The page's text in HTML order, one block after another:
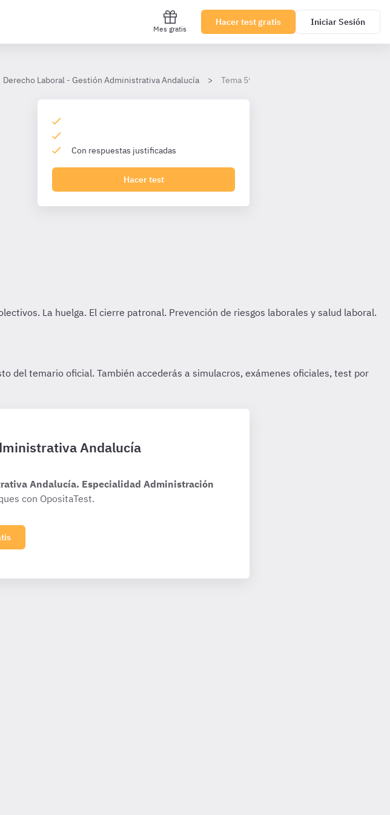
Mes gratis
Hacer test gratis Iniciar Sesión
Derecho Laboral - Gestión Administrativa Andalucía Tema 59
Con respuestas justificadas
Hacer test
Andalucía
Andalucía. Especialidad Administración
con OpositaTest.